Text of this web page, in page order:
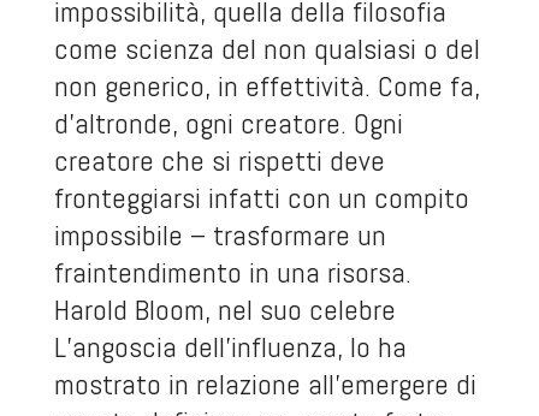
impossibilità, quella della filosofia
come scienza del non qualsiasi o del
non generico, in effettività. Come fa,
d’altronde, ogni creatore. Ogni
creatore che si rispetti deve
fronteggiarsi infatti con un compito
impossibile – trasformare un
fraintendimento in una risorsa.
Harold Bloom, nel suo celebre
L’angoscia dell’influenza, lo ha
mostrato in relazione all’emergere di